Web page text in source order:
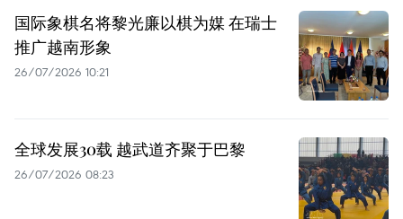
国际象棋名将黎光廉以棋为媒 在瑞士
推广越南形象
26/07/2026 10:21
全球发展30载 越武道齐聚于巴黎
26/07/2026 08:23